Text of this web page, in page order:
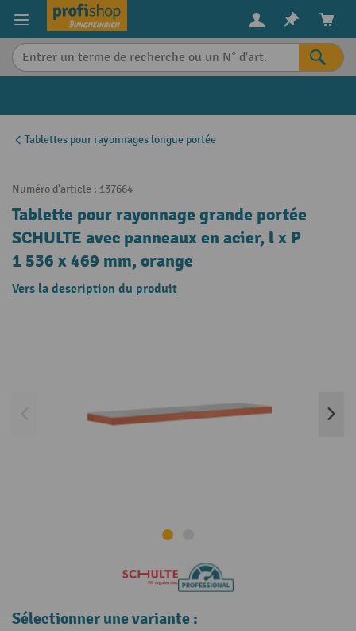
content
Tablettes pour rayonnages longue portée
Numéro d'article : 137664
Tablette pour rayonnage grande portée
SCHULTE avec panneaux en acier, l x P
1 536 x 469 mm, orange
Vers la description du produit
Sélectionner une variante :